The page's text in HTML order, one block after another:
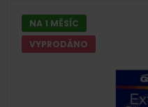
NA 1 MĚSÍC
VYPRODÁNO